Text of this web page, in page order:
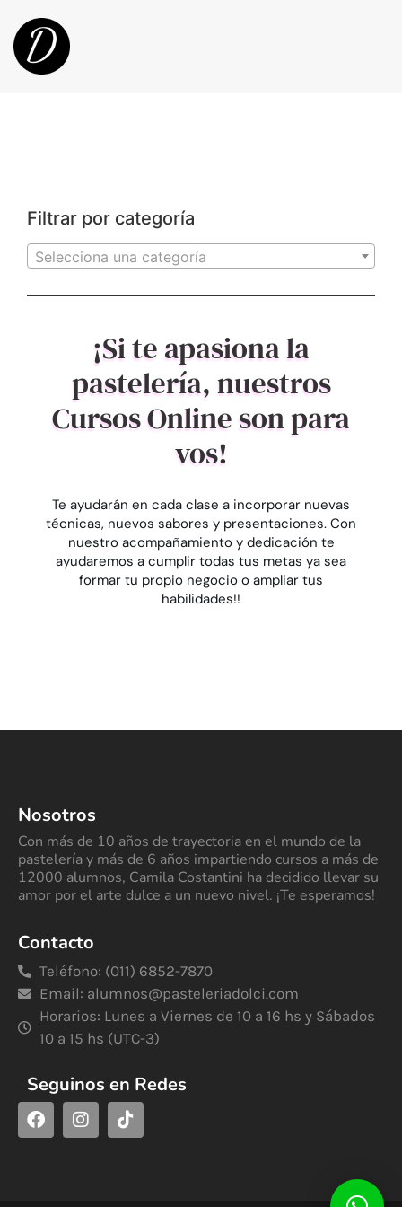
Filtrar por categoría
Selecciona una categoría
¡Si te apasiona la
pastelería, nuestros
Cursos Online son para
vos!
Te ayudarán en cada clase a incorporar nuevas
técnicas, nuevos sabores y presentaciones. Con
nuestro acompañamiento y dedicación te
ayudaremos a cumplir todas tus metas ya sea
formar tu propio negocio o ampliar tus
habilidades!!
Nosotros
Con más de 10 años de trayectoria en el mundo de la
pastelería y más de 6 años impartiendo cursos a más de
12000 alumnos, Camila Costantini ha decidido llevar su
amor por el arte dulce a un nuevo nivel. ¡Te esperamos!
Contacto
Teléfono: (011) 6852-7870
Email: alumnos@pasteleriadolci.com
Horarios: Lunes a Viernes de 10 a 16 hs y Sábados
10 a 15 hs (UTC-3)
Seguinos en Redes